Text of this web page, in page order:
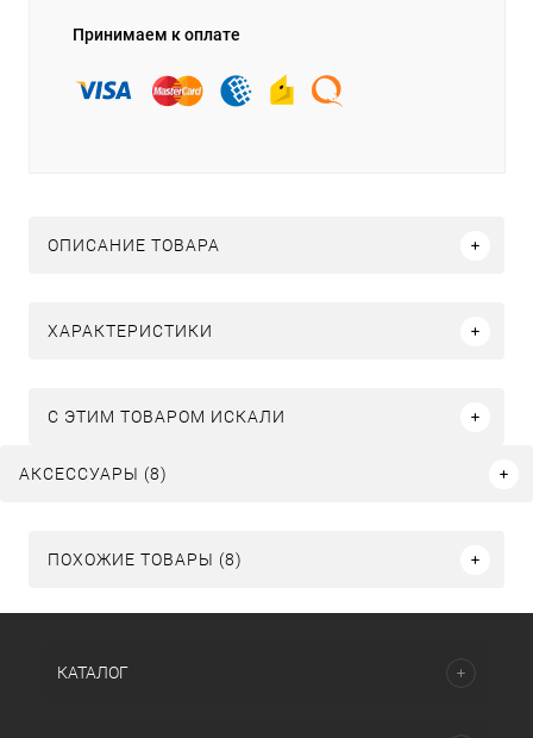
Принимаем к оплате
ОПИСАНИЕ ТОВАРА
ХАРАКТЕРИСТИКИ
C ЭТИМ ТОВАРОМ ИСКАЛИ
АКСЕССУАРЫ (8)
ПОХОЖИЕ ТОВАРЫ (8)
КАТАЛОГ